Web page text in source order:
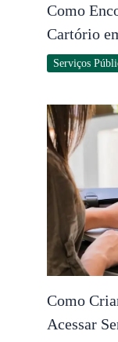
Como
Cartório
Serviços
Como
Acessar